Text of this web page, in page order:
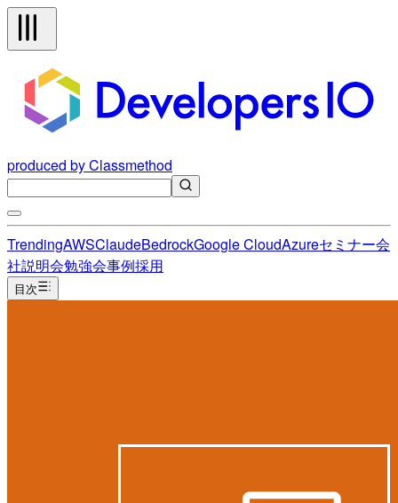
produced by Classmethod
TrendingAWSClaudeBedrockGoogle CloudAzureセミナー会
社説明会勉強会事例採用
目次